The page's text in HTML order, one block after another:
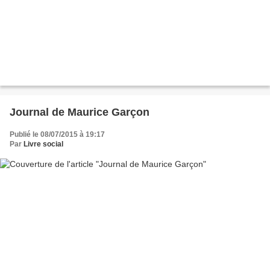
Journal de Maurice Garçon
Publié le 08/07/2015 à 19:17
Par Livre social